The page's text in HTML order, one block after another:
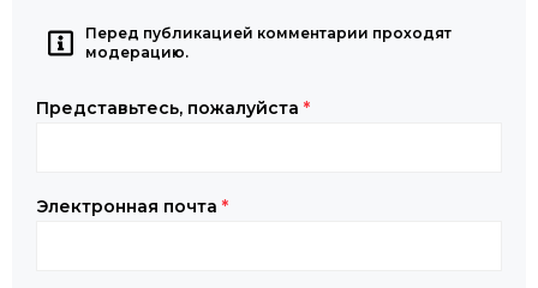
Перед публикацией комментарии проходят
модерацию.
Представьтесь, пожалуйста *
Электронная почта *